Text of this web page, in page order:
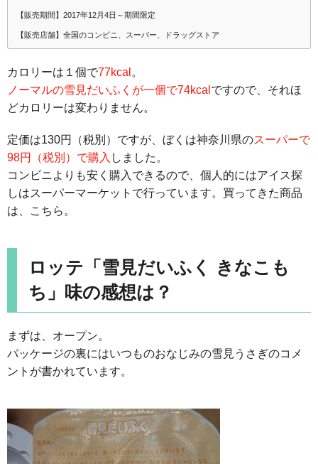
【販売期間】2017年12月4日～期間限定
【販売店舗】全国のコンビニ、スーパー、ドラッグストア
カロリーは１個で77kcal 。
ノーマルの雪見だいふくが一個で74kcal ですので、それほ
どカロリーは変わりません。
定価は130円（税別）ですが、ぼくは神奈川県のスーパーで
98円（税別）で購入 しました。
コンビニよりも安く購入できるので、個人的にはアイス探
しはスーパーマーケットで行っています。買ってきた商品
は、こちら。
ロッテ「雪見だいふく きなこも
ち」味の感想は？
まずは、オープン。
パッケージの裏にはいつものおなじみの雪見うさぎのコメ
ントが書かれています。